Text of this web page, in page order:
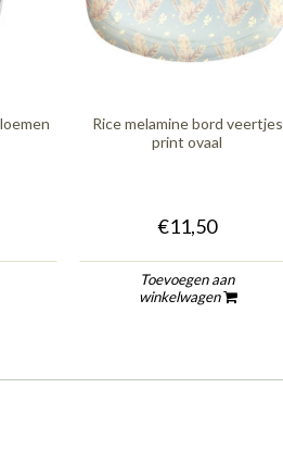
Rice melamine bord veertjes
print ovaal
€11,50
Toevoegen aan
winkelwagen